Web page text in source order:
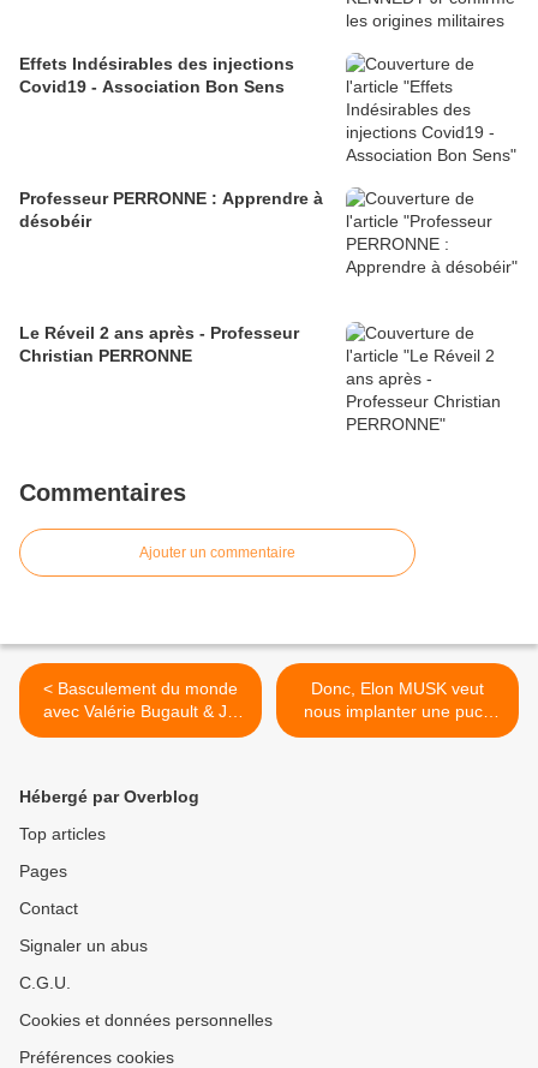
Effets Indésirables des injections
Covid19 - Association Bon Sens
Professeur PERRONNE : Apprendre à
désobéir
Le Réveil 2 ans après - Professeur
Christian PERRONNE
Commentaires
Ajouter un commentaire
< Basculement du monde
avec Valérie Bugault & JC
Pomerleau - Carl Brochu en
Donc, Elon MUSK veut
nous implanter une puce
dans le cerveau ? Idriss
Hébergé par Overblog
Top articles
Pages
Contact
Signaler un abus
C.G.U.
Cookies et données personnelles
Préférences cookies